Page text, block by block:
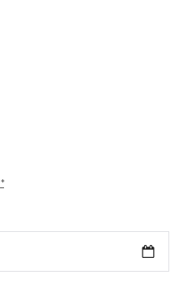
*